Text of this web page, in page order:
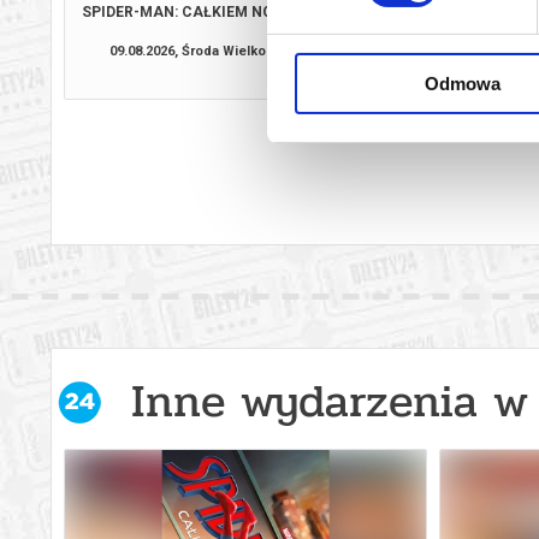
Odmowa
SPIDER-MAN: CAŁKIEM NOWY DZIEŃ
09.08.2026, Środa Wielkopolska
PSI PATROL I
11.08.2026, Środa
Inne wydarzenia